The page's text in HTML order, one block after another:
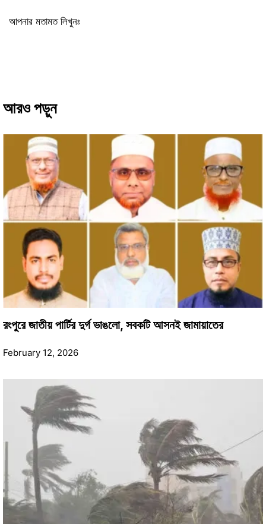
আপনার মতামত লিখুনঃ
আরও পড়ুন
রংপুরে জাতীয় পার্টির দুর্গ ভাঙলো, সবকটি আসনই জামায়াতের
February 12, 2026